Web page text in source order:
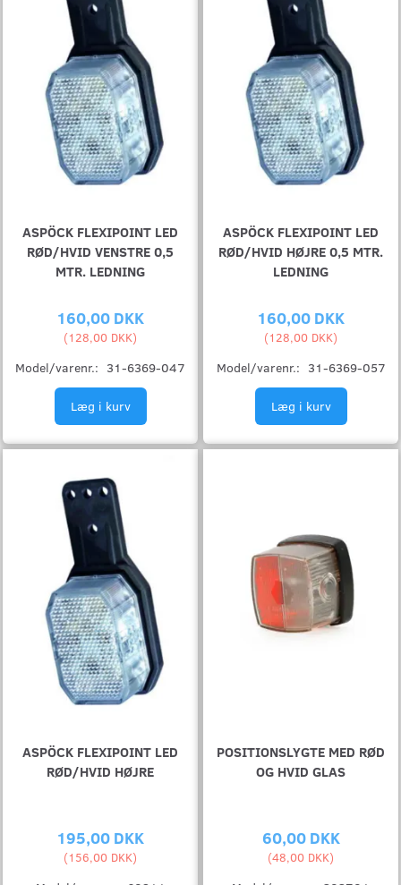
ASPÖCK FLEXIPOINT LED
RØD/HVID VENSTRE 0,5
MTR. LEDNING
160,00 DKK
(128,00 DKK)
Model/varenr.: 31-6369-047
Læg i kurv
ASPÖCK FLEXIPOINT LED
RØD/HVID HØJRE 0,5 MTR.
LEDNING
160,00 DKK
(128,00 DKK)
Model/varenr.: 31-6369-057
Læg i kurv
ASPÖCK FLEXIPOINT LED
RØD/HVID HØJRE
195,00 DKK
(156,00 DKK)
POSITIONSLYGTE MED RØD
OG HVID GLAS
60,00 DKK
(48,00 DKK)